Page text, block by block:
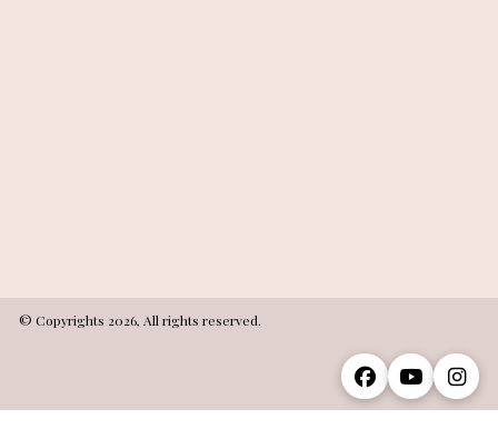
© Copyrights 2026, All rights reserved.